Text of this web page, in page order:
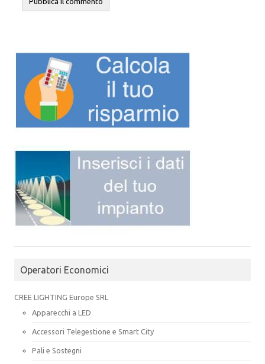
Operatori Economici
CREE LIGHTING Europe SRL
Apparecchi a LED
Accessori Telegestione e Smart City
Pali e Sostegni